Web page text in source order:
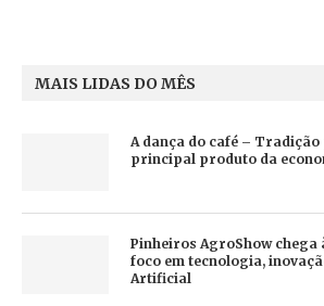
MAIS LIDAS DO MÊS
A dança do café –
principal produto da
Pinheiros AgroShow chega
foco em tecnologia,
Artificial